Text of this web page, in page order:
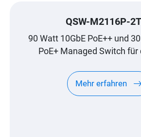
QSW-M2116P-
90 Watt 10GbE PoE++ und
PoE+ Managed Switch für
Mehr erfahren